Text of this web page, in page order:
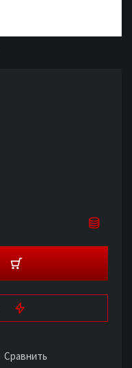
Сравнить